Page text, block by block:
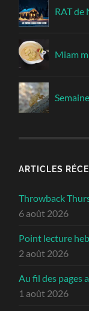
RAT de
Miam
ARTICLES
Throwback
6 août 2026
Point lecture
2 août 2026
Au fil des pages
1 août 2026